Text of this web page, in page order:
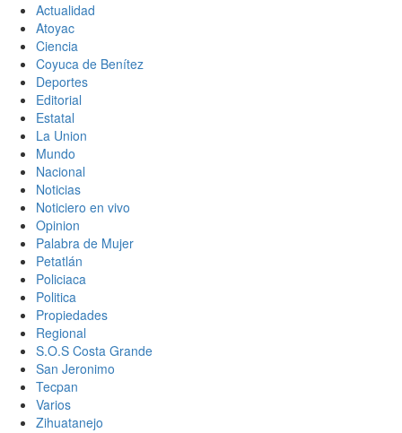
Actualidad
Atoyac
Ciencia
Coyuca de Benítez
Deportes
Editorial
Estatal
La Union
Mundo
Nacional
Noticias
Noticiero en vivo
Opinion
Palabra de Mujer
Petatlán
Policiaca
Politica
Propiedades
Regional
S.O.S Costa Grande
San Jeronimo
Tecpan
Varios
Zihuatanejo